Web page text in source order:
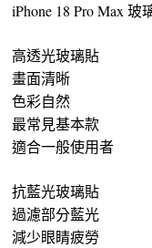
iPhone 18 Pro Max 玻
高透光玻璃貼
畫面清晰
色彩自然
最常見基本款
適合一般使用者
抗藍光玻璃貼
過濾部分藍光
減少眼睛疲勞